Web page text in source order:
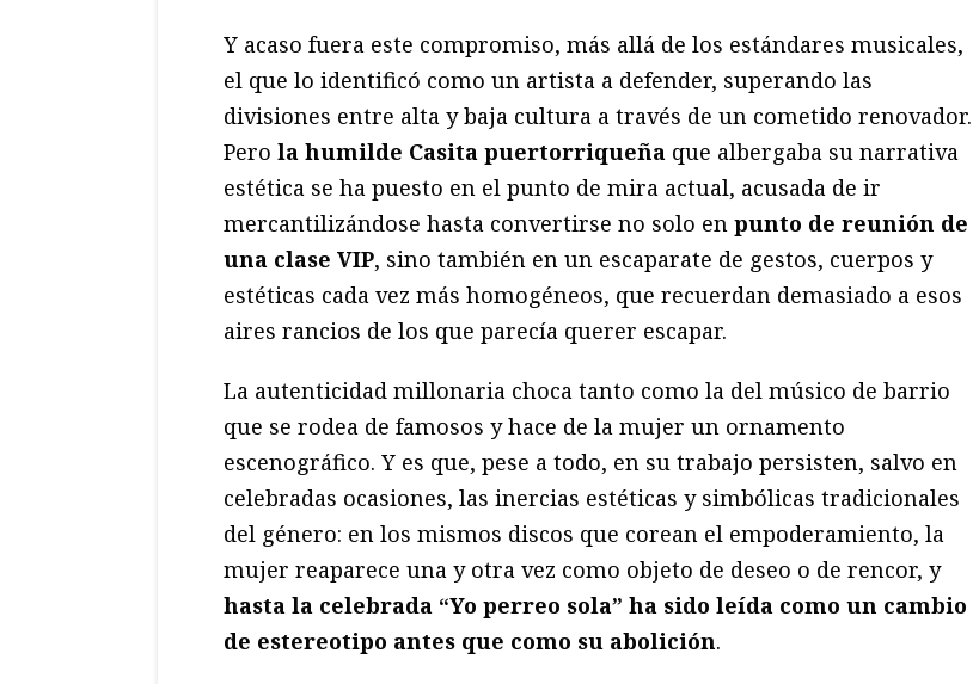
Y acaso fuera este compromiso, más allá de los estándares musicales,
el que lo identificó como un artista a defender, superando las
divisiones entre alta y baja cultura a través de un cometido renovador.
Pero la humilde Casita puertorriqueña que albergaba su narrativa
estética se ha puesto en el punto de mira actual, acusada de ir
mercantilizándose hasta convertirse no solo en punto de reunión de
una clase VIP, sino también en un escaparate de gestos, cuerpos y
estéticas cada vez más homogéneos, que recuerdan demasiado a esos
aires rancios de los que parecía querer escapar.
La autenticidad millonaria choca tanto como la del músico de barrio
que se rodea de famosos y hace de la mujer un ornamento
escenográfico. Y es que, pese a todo, en su trabajo persisten, salvo en
celebradas ocasiones, las inercias estéticas y simbólicas tradicionales
del género: en los mismos discos que corean el empoderamiento, la
mujer reaparece una y otra vez como objeto de deseo o de rencor, y
hasta la celebrada “Yo perreo sola” ha sido leída como un cambio
de estereotipo antes que como su abolición.